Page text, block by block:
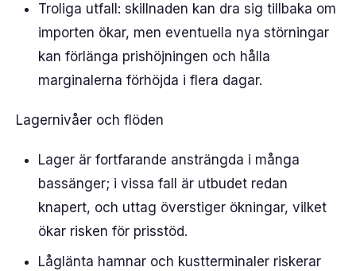
Troliga utfall: skillnaden kan dra sig tillbaka om
importen ökar, men eventuella nya störningar
kan förlänga prishöjningen och hålla
marginalerna förhöjda i flera dagar.
Lagernivåer och flöden
Lager är fortfarande ansträngda i många
bassänger; i vissa fall är utbudet redan
knapert, och uttag överstiger ökningar, vilket
ökar risken för prisstöd.
Låglänta hamnar och kustterminaler riskerar